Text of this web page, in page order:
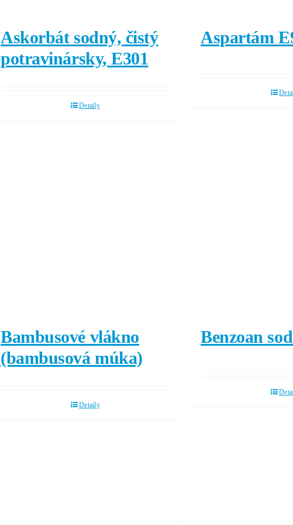
Askorbát sodný, čistý
potravinársky, E301
Detaily
Aspartám
Bambusové vlákno
(bambusová múka)
Detaily
Benzoan